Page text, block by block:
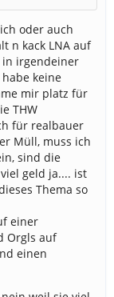
oder auch
n kack LNA auf
in irgendeiner
keine
mir platz für
THW
für realbauer
Müll, muss ich
sind die
geld ja.... ist
Thema so
einer
Orgls auf
einen